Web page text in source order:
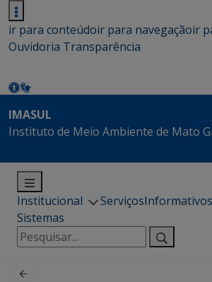
ir para conteúdoir para navegaçãoir
Ouvidoria Transparência
IMASUL
Instituto de Meio Ambiente de Mato
Institucional ServiçosInformativos
Sistemas
Pesquisar
por: